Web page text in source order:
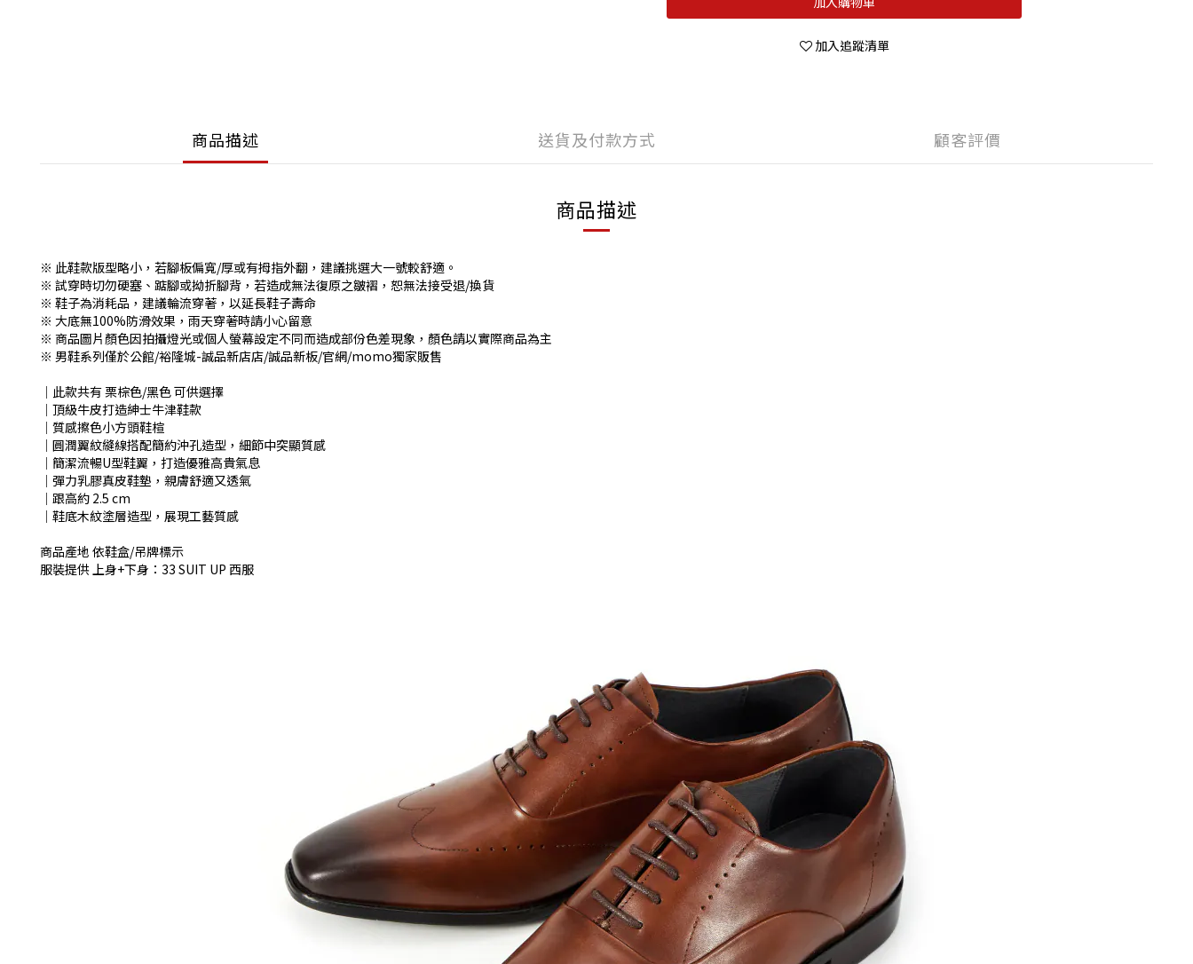
加入追蹤清單
商品描述 送貨及付款方式 顧客評價
商品描述
※ 此鞋款版型略小，若腳板偏寬/厚或有拇指外翻，建議挑選大一號較舒適。
※ 試穿時切勿硬塞、踮腳或拗折腳背，若造成無法復原之皺褶，恕無法接受退/換貨
※ 鞋子為消耗品，建議輪流穿著，以延長鞋子壽命
※ 大底無100%防滑效果，雨天穿著時請小心留意
※ 商品圖片顏色因拍攝燈光或個人螢幕設定不同而造成部份色差現象，顏色請以實際商品為主
※ 男鞋系列僅於公館/裕隆城-誠品新店店/誠品新板/官網/momo獨家販售
│此款共有 栗棕色/黑色 可供選擇
│頂級牛皮打造紳士牛津鞋款
│質感擦色小方頭鞋楦
│圓潤翼紋縫線搭配簡約沖孔造型，細節中突顯質感
│簡潔流暢U型鞋翼，打造優雅高貴氣息
│彈力乳膠真皮鞋墊，親膚舒適又透氣
│跟高約 2.5 cm
│鞋底木紋塗層造型，展現工藝質感
商品產地 依鞋盒/吊牌標示
服裝提供 上身+下身：33 SUIT UP 西服